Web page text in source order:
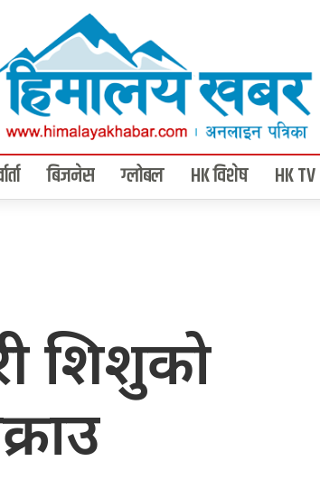
बिजनेस ग्लोबल HK विशेष HK TV
शिशुको